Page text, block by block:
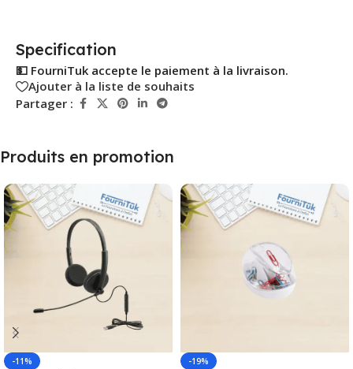
Specification
💵 FourniTuk accepte le paiement à la livraison.
Ajouter à la liste de souhaits
Partager :
Produits en promotion
-11% -19%